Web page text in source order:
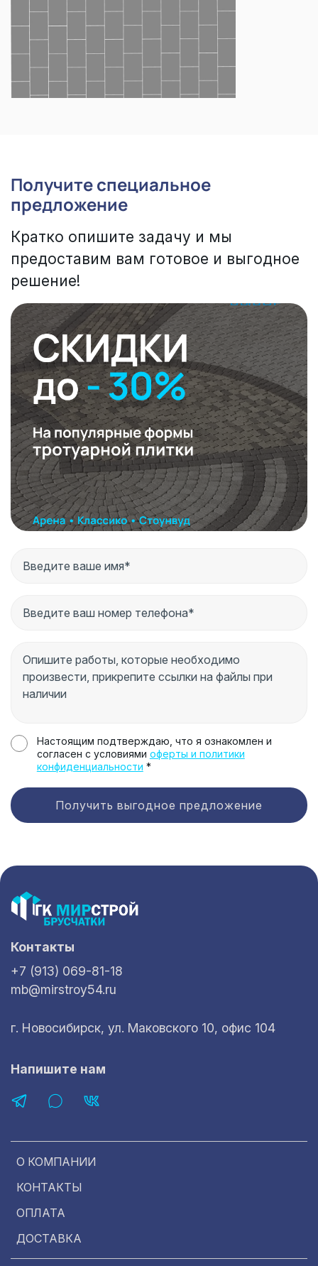
Получите специальное
предложение
Кратко опишите задачу и мы
предоставим вам готовое и выгодное
решение!
Настоящим подтверждаю, что я ознакомлен и
согласен с условиями оферты и политики
конфиденциальности *
Получить выгодное предложение
О КОМПАНИИ
КОНТАКТЫ
ОПЛАТА
ДОСТАВКА
Контакты
+7 (913) 069-81-18
mb@mirstroy54.ru
г. Новосибирск, ул. Маковского 10, офис 104
Напишите нам